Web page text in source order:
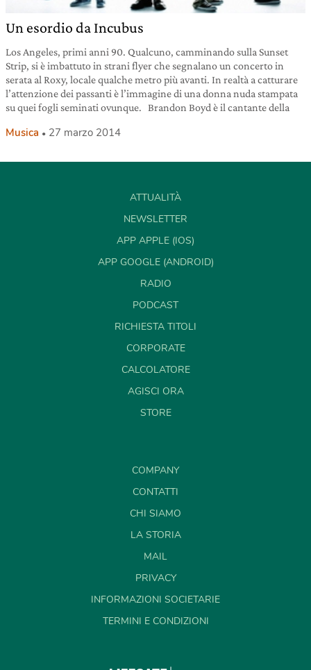
Un esordio da Incubus
Los Angeles, primi anni 90. Qualcuno, camminando sulla Sunset
Strip, si è imbattuto in strani flyer che segnalano un concerto in
serata al Roxy, locale qualche metro più avanti. In realtà a catturare
l’attenzione dei passanti è l’immagine di una donna nuda stampata
su quei fogli seminati ovunque. Brandon Boyd è il cantante della
Musica 27 marzo 2014
ATTUALITÀ
NEWSLETTER
APP APPLE (IOS)
APP GOOGLE (ANDROID)
RADIO
PODCAST
RICHIESTA TITOLI
CORPORATE
CALCOLATORE
AGISCI ORA
STORE
COMPANY
CONTATTI
CHI SIAMO
LA STORIA
MAIL
PRIVACY
INFORMAZIONI SOCIETARIE
TERMINI E CONDIZIONI